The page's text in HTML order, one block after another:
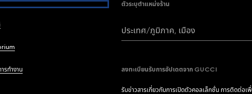
รทำงาน
ตัวระบุตำแหน่งร้าน
ประเทศ/ภูมิภาค, เมือง
ลงทะเบียนรับการอัปเดตจาก GUCCI
รับข่าวสารเกี่ยวกับการเปิดตัวคอลเล็กชั่น การติดต่อ